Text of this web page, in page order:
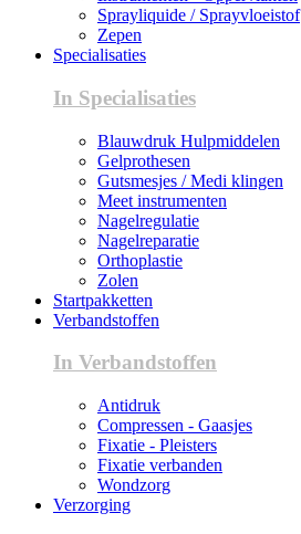
Sprayliquide / Sprayvloeistof
Zepen
Specialisaties
In Specialisaties
Blauwdruk Hulpmiddelen
Gelprothesen
Gutsmesjes / Medi klingen
Meet instrumenten
Nagelregulatie
Nagelreparatie
Orthoplastie
Zolen
Startpakketten
Verbandstoffen
In Verbandstoffen
Antidruk
Compressen - Gaasjes
Fixatie - Pleisters
Fixatie verbanden
Wondzorg
Verzorging